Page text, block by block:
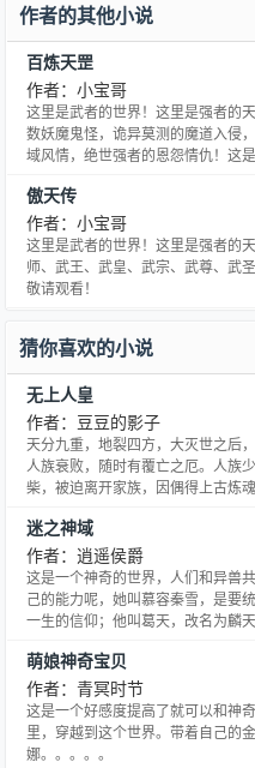
作者的其他小说
百炼天罡
作者：小宝哥
这里是武者的世界！这里是强者的
数妖魔鬼怪，诡异莫测的魔道入侵
域风情，绝世强者的恩怨情仇！这
傲天传
作者：小宝哥
这里是武者的世界！这里是强者的
师、武王、武皇、武宗、武尊、武
敬请观看！
猜你喜欢的小说
无上人皇
作者：豆豆的影子
天分九重，地裂四方，大灭世之后
人族衰败，随时有覆亡之厄。人族
柴，被迫离开家族，因偶得上古炼
瞩目之辉煌。(本书为精品内签作品
住点一下加入书架，拜谢！个人
迷之神域
作者：逍遥侯爵
这是一个神奇的世界，人们和异兽
己的能力呢，她叫慕容秦雪，是要
一生的信仰；他叫葛天，改名为麟
萌娘神奇宝贝
作者：青冥时节
这是一个好感度提高了就可以和神
里，穿越到这个世界。带着自己的
娜。。。。。